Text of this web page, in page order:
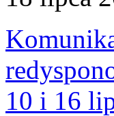
10 i 16